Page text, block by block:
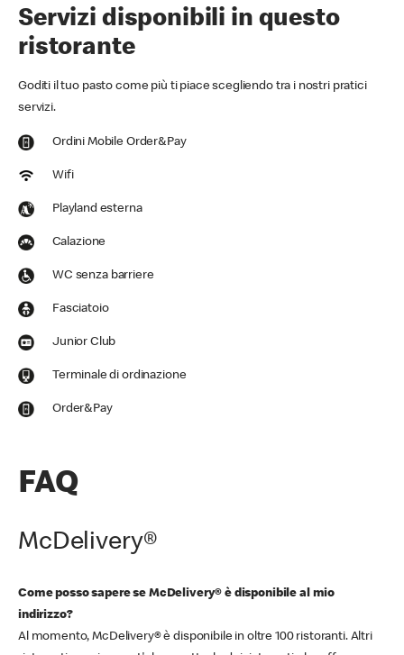
Servizi disponibili in questo
ristorante
Goditi il tuo pasto come più ti piace scegliendo tra i nostri pratici
servizi.
Ordini Mobile Order&Pay
Wifi
Playland esterna
Calazione
WC senza barriere
Fasciatoio
Junior Club
Terminale di ordinazione
Order&Pay
FAQ
McDelivery®
Come posso sapere se McDelivery® è disponibile al mio
indirizzo?
Al momento, McDelivery® è disponibile in oltre 100 ristoranti. Altri